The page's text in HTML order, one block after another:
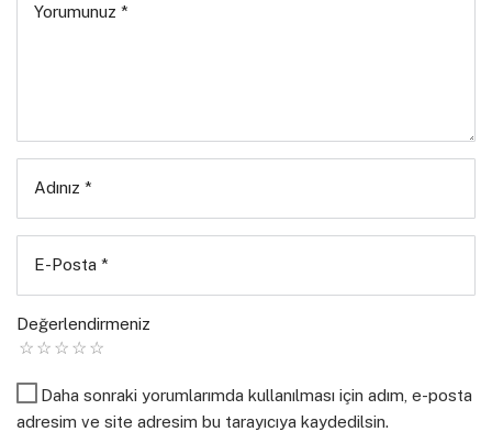
Bilsin ki paraya satılmaz hayaller.
Benim babam her şeyi biliyor tanrım,
Cevap verince gürlüyor kızgın bir bulut gibi
Uğur Can Dural
Yorumunuz *
Adınız *
E-Posta *
Değerlendirmeniz
Daha sonraki yorumlarımda kullanılması için adım, e-posta
adresim ve site adresim bu tarayıcıya kaydedilsin.